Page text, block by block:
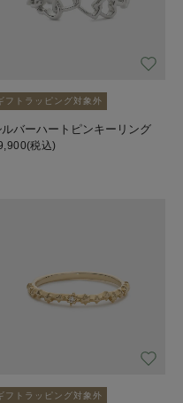
フトラッピング対象外
ルバーハートピンキーリング
(税込)
フトラッピング対象外